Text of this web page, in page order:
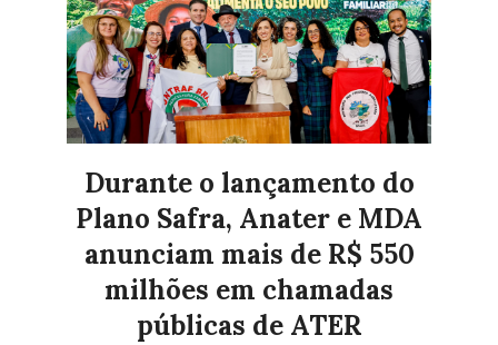
Durante o lançamento do
Plano Safra, Anater e MDA
anunciam mais de R$ 550
milhões em chamadas
públicas de ATER